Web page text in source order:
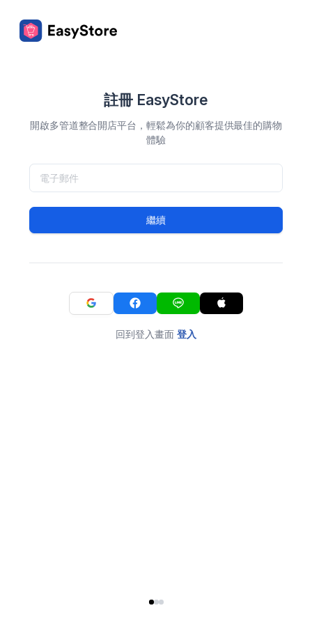
註冊 EasyStore
開啟多管道整合開店平台，輕鬆為你的顧客提供最佳的購物
體驗
繼續
回到登入畫面 登入